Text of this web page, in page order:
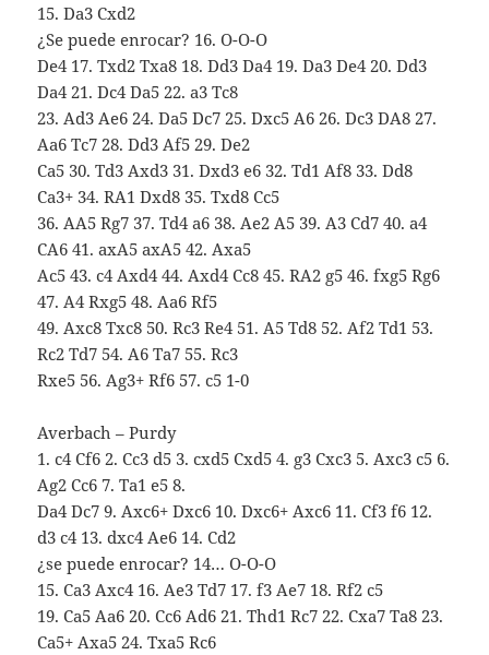
15. Da3 Cxd2
¿Se puede enrocar? 16. O-O-O
De4 17. Txd2 Txa8 18. Dd3 Da4 19. Da3 De4 20. Dd3
Da4 21. Dc4 Da5 22. a3 Tc8
23. Ad3 Ae6 24. Da5 Dc7 25. Dxc5 A6 26. Dc3 DA8 27.
Aa6 Tc7 28. Dd3 Af5 29. De2
Ca5 30. Td3 Axd3 31. Dxd3 e6 32. Td1 Af8 33. Dd8
Ca3+ 34. RA1 Dxd8 35. Txd8 Cc5
36. AA5 Rg7 37. Td4 a6 38. Ae2 A5 39. A3 Cd7 40. a4
CA6 41. axA5 axA5 42. Axa5
Ac5 43. c4 Axd4 44. Axd4 Cc8 45. RA2 g5 46. fxg5 Rg6
47. A4 Rxg5 48. Aa6 Rf5
49. Axc8 Txc8 50. Rc3 Re4 51. A5 Td8 52. Af2 Td1 53.
Rc2 Td7 54. A6 Ta7 55. Rc3
Rxe5 56. Ag3+ Rf6 57. c5 1-0
Averbach – Purdy
1. c4 Cf6 2. Cc3 d5 3. cxd5 Cxd5 4. g3 Cxc3 5. Axc3 c5 6.
Ag2 Cc6 7. Ta1 e5 8.
Da4 Dc7 9. Axc6+ Dxc6 10. Dxc6+ Axc6 11. Cf3 f6 12.
d3 c4 13. dxc4 Ae6 14. Cd2
¿se puede enrocar? 14… O-O-O
15. Ca3 Axc4 16. Ae3 Td7 17. f3 Ae7 18. Rf2 c5
19. Ca5 Aa6 20. Cc6 Ad6 21. Thd1 Rc7 22. Cxa7 Ta8 23.
Ca5+ Axa5 24. Txa5 Rc6